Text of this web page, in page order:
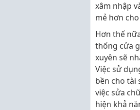
xâm nhập
mẻ hơn
Hơn thế
thống cửa
xuyên sẽ
Việc sử
bền cho tài
việc sửa
hiện khả